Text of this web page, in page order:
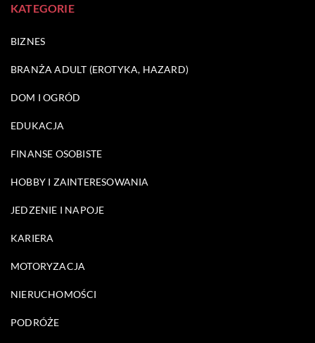
KATEGORIE
BIZNES
BRANŻA ADULT (EROTYKA, HAZARD)
DOM I OGRÓD
EDUKACJA
FINANSE OSOBISTE
HOBBY I ZAINTERESOWANIA
JEDZENIE I NAPOJE
KARIERA
MOTORYZACJA
NIERUCHOMOŚCI
PODRÓŻE